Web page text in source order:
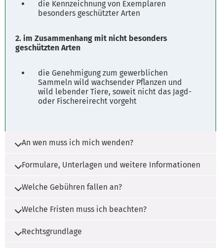
die Kennzeichnung von Exemplaren
besonders geschützter Arten
2. im Zusammenhang mit nicht besonders
geschützten Arten
die Genehmigung zum gewerblichen
Sammeln wild wachsender Pflanzen und
wild lebender Tiere, soweit nicht das Jagd-
oder Fischereirecht vorgeht
An wen muss ich mich wenden?
Die Zuständigkeit liegt beim Landkreis und der
Frau H. Winkel
Formulare, Unterlagen und weitere Informationen
Es werden ggf. Unterlagen benötigt. Wenden
Welche Gebühren fallen an?
Es fallen ggf. Gebühren an. Wenden Sie sich
Welche Fristen muss ich beachten?
Es müssen Fristen beachtet werden. Wenden
Rechtsgrundlage